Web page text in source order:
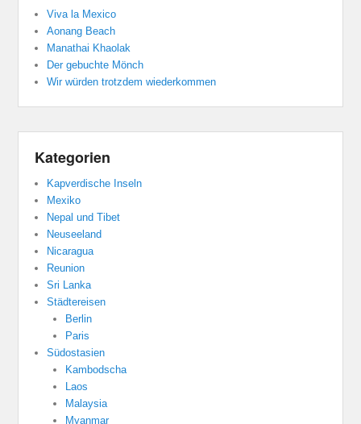
Viva la Mexico
Aonang Beach
Manathai Khaolak
Der gebuchte Mönch
Wir würden trotzdem wiederkommen
Kategorien
Kapverdische Inseln
Mexiko
Nepal und Tibet
Neuseeland
Nicaragua
Reunion
Sri Lanka
Städtereisen
Berlin
Paris
Südostasien
Kambodscha
Laos
Malaysia
Myanmar